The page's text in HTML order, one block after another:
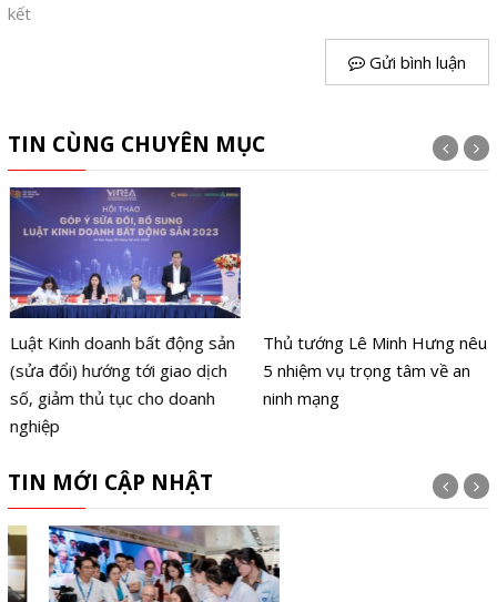
kết
Gửi bình luận
TIN CÙNG CHUYÊN MỤC
Luật Kinh doanh bất động sản
(sửa đổi) hướng tới giao dịch
số, giảm thủ tục cho doanh
nghiệp
Thủ tướng Lê Minh Hưng nêu
5 nhiệm vụ trọng tâm về an
ninh mạng
TIN MỚI CẬP NHẬT